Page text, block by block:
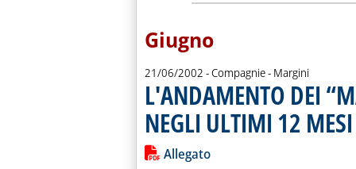
Giugno
21/06/2002 - Compagnie - Margini
L'ANDAMENTO DEI
NEGLI ULTIMI 12 MESI
Leggi tutta la notizia: 'L'ANDAMENTO
Lista allegati PDF alla notizia
Allegato